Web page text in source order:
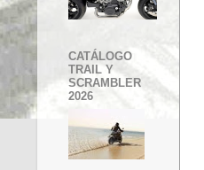
CATÁLOGO
TRAIL Y
SCRAMBLER
2026